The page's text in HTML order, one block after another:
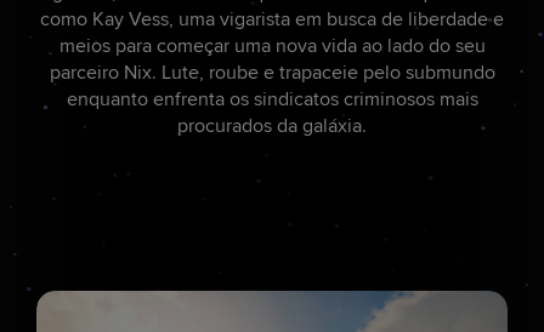
como Kay Vess, uma vigarista em busca de liberdade e
meios para começar uma nova vida ao lado do seu
parceiro Nix. Lute, roube e trapaceie pelo submundo
enquanto enfrenta os sindicatos criminosos mais
procurados da galáxia.